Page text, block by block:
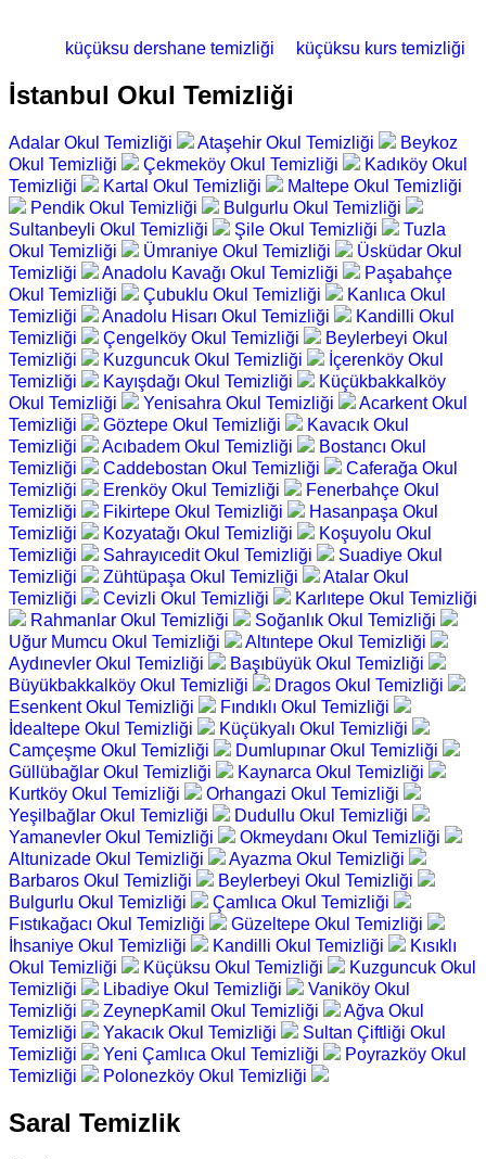
küçüksu dershane temizliği küçüksu kurs temizliği
İstanbul Okul Temizliği
Adalar Okul Temizliği Ataşehir Okul Temizliği
Beykoz
Okul Temizliği
Çekmeköy Okul Temizliği
Kadıköy Okul
Temizliği
Kartal Okul Temizliği
Maltepe Okul Temizliği
Pendik Okul Temizliği
Bulgurlu Okul Temizliği
Sultanbeyli Okul Temizliği
Şile Okul Temizliği
Tuzla
Okul Temizliği
Ümraniye Okul Temizliği
Üsküdar Okul
Temizliği
Anadolu Kavağı Okul Temizliği
Paşabahçe
Okul Temizliği
Çubuklu Okul Temizliği
Kanlıca Okul
Temizliği
Anadolu Hisarı Okul Temizliği
Kandilli Okul
Temizliği
Çengelköy Okul Temizliği
Beylerbeyi Okul
Temizliği
Kuzguncuk Okul Temizliği
İçerenköy Okul
Temizliği
Kayışdağı Okul Temizliği
Küçükbakkalköy
Okul Temizliği
Yenisahra Okul Temizliği
Acarkent Okul
Temizliği
Göztepe Okul Temizliği
Kavacık Okul
Temizliği
Acıbadem Okul Temizliği
Bostancı Okul
Temizliği
Caddebostan Okul Temizliği
Caferağa Okul
Temizliği
Erenköy Okul Temizliği
Fenerbahçe Okul
Temizliği
Fikirtepe Okul Temizliği
Hasanpaşa Okul
Temizliği
Kozyatağı Okul Temizliği
Koşuyolu Okul
Temizliği
Sahrayıcedit Okul Temizliği
Suadiye Okul
Temizliği
Zühtüpaşa Okul Temizliği
Atalar Okul
Temizliği
Cevizli Okul Temizliği
Karlıtepe Okul Temizliği
Rahmanlar Okul Temizliği
Soğanlık Okul Temizliği
Uğur Mumcu Okul Temizliği
Altıntepe Okul Temizliği
Aydınevler Okul Temizliği
Başıbüyük Okul Temizliği
Büyükbakkalköy Okul Temizliği
Dragos Okul Temizliği
Esenkent Okul Temizliği
Fındıklı Okul Temizliği
İdealtepe Okul Temizliği
Küçükyalı Okul Temizliği
Camçeşme Okul Temizliği
Dumlupınar Okul Temizliği
Güllübağlar Okul Temizliği
Kaynarca Okul Temizliği
Kurtköy Okul Temizliği
Orhangazi Okul Temizliği
Yeşilbağlar Okul Temizliği
Dudullu Okul Temizliği
Yamanevler Okul Temizliği
Okmeydanı Okul Temizliği
Altunizade Okul Temizliği
Ayazma Okul Temizliği
Barbaros Okul Temizliği
Beylerbeyi Okul Temizliği
Bulgurlu Okul Temizliği
Çamlıca Okul Temizliği
Fıstıkağacı Okul Temizliği
Güzeltepe Okul Temizliği
İhsaniye Okul Temizliği
Kandilli Okul Temizliği
Kısıklı
Okul Temizliği
Küçüksu Okul Temizliği
Kuzguncuk Okul
Temizliği
Libadiye Okul Temizliği
Vaniköy Okul
Temizliği
ZeynepKamil Okul Temizliği
Ağva Okul
Temizliği
Yakacık Okul Temizliği
Sultan Çiftliği Okul
Temizliği
Yeni Çamlıca Okul Temizliği
Poyrazköy Okul
Temizliği
Polonezköy Okul Temizliği
Saral Temizlik